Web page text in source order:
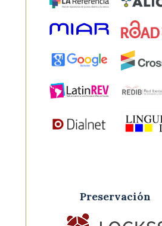
Preservación